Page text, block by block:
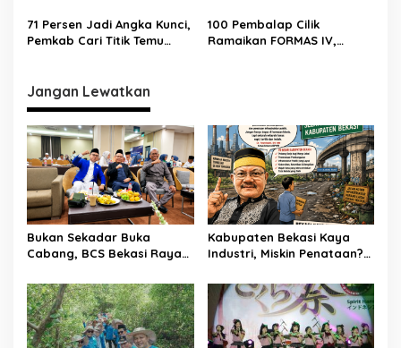
Waswas
71 Persen Jadi Angka Kunci,
Pemkab Cari Titik Temu
100 Pembalap Cilik
Ramaikan FORMAS IV,
Jangan Lewatkan
Bukan Sekadar Buka
Cabang, BCS Bekasi Raya
Allah
Kabupaten Bekasi Kaya
Industri, Miskin Penataan?
di Hari Jadi ke-76